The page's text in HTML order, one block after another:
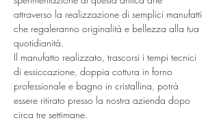
attraverso la realizzazione di semplici manufatti
che regaleranno originalità e bellezza alla tua
quotidianità.
Il manufatto realizzato, trascorsi i tempi tecnici
di essiccazione, doppia cottura in forno
professionale e bagno in cristallina, potrà
essere ritirato presso la nostra azienda dopo
circa tre settimane.